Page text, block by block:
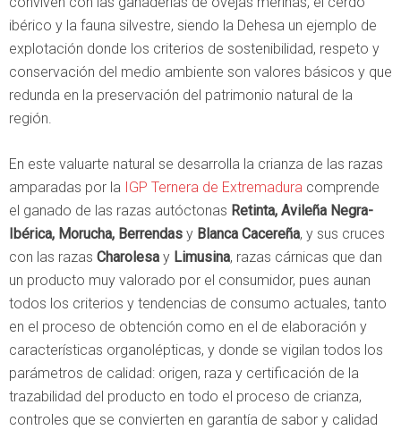
ibérico y la fauna silvestre, siendo la Dehesa un ejemplo de
explotación donde los criterios de sostenibilidad, respeto y
conservación del medio ambiente son valores básicos y que
redunda en la preservación del patrimonio natural de la
región.
En este valuarte natural se desarrolla la crianza de las razas
amparadas por la IGP Ternera de Extremadura comprende
el ganado de las razas autóctonas Retinta, Avileña Negra-
Ibérica, Morucha, Berrendas y Blanca Cacereña, y sus cruces
con las razas Charolesa y Limusina, razas cárnicas que dan
un producto muy valorado por el consumidor, pues aunan
todos los criterios y tendencias de consumo actuales, tanto
en el proceso de obtención como en el de elaboración y
características organolépticas, y donde se vigilan todos los
parámetros de calidad: origen, raza y certificación de la
trazabilidad del producto en todo el proceso de crianza,
controles que se convierten en garantía de sabor y calidad